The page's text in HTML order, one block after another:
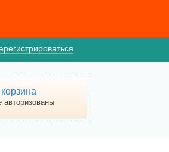
авторизованы